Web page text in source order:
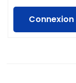
Connexion